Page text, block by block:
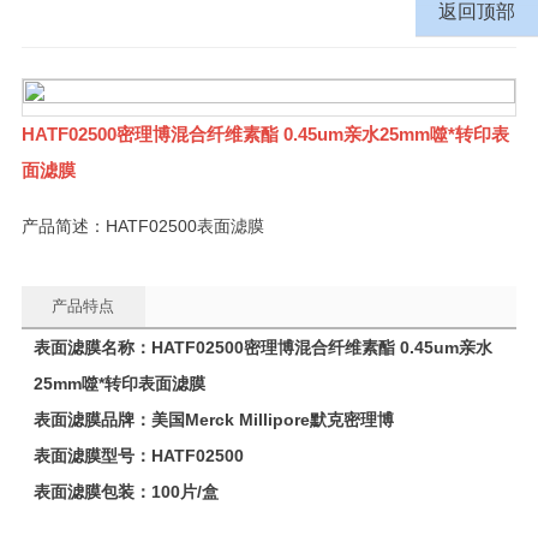
HATF02500密理博混合纤维素酯 0.45um亲水25mm噬*转印表
面滤膜
产品简述：HATF02500表面滤膜
产品特点
表面滤膜名称： HATF02500密理博混合纤维素酯 0.45um亲水
25mm噬*转印表面滤膜
表面滤膜品牌：美国Merck Millipore默克密理博
表面滤膜型号： HATF02500
表面滤膜包装：100片/盒
返回顶部